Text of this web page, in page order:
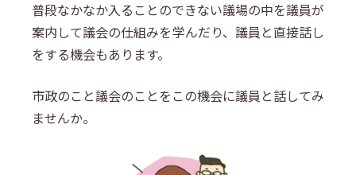
普段なかなか入ることのできない議場の中を議員が
案内して議会の仕組みを学んだり、議員と直接話し
をする機会もあります。
市政のこと議会のことをこの機会に議員と話してみ
ませんか。